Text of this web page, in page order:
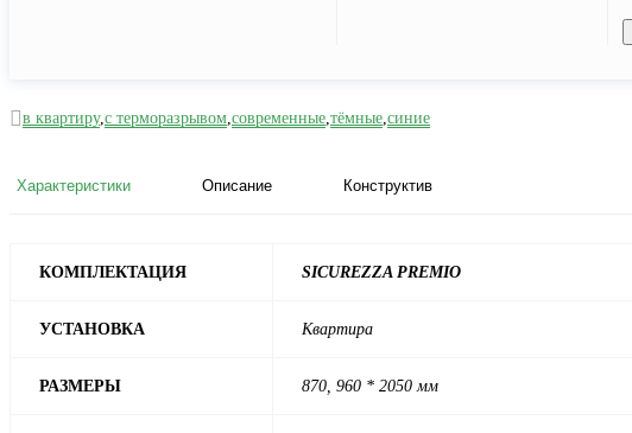
в квартиру,с терморазрывом,современные,тёмные,синие
Характеристики Описание Конструктив
КОМПЛЕКТАЦИЯ SICUREZZA PREMIO
УСТАНОВКА Квартира
РАЗМЕРЫ 870, 960 * 2050 мм